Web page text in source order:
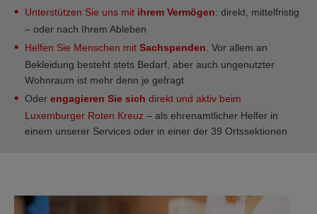
Unterstützen Sie uns mit ihrem Vermögen: direkt, mittelfristig
– oder nach Ihrem Ableben
Helfen Sie Menschen mit Sachspenden . Vor allem an
Bekleidung besteht stets Bedarf, aber auch ungenutzter
Wohnraum ist mehr denn je gefragt
Oder engagieren Sie sich direkt und aktiv beim
Luxemburger Roten Kreuz – als ehrenamtlicher Helfer in
einem unserer Services oder in einer der 39 Ortssektionen